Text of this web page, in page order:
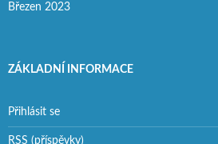
Březen 2023
ZÁKLADNÍ INFORMACE
Přihlásit se
RSS (příspěvky)